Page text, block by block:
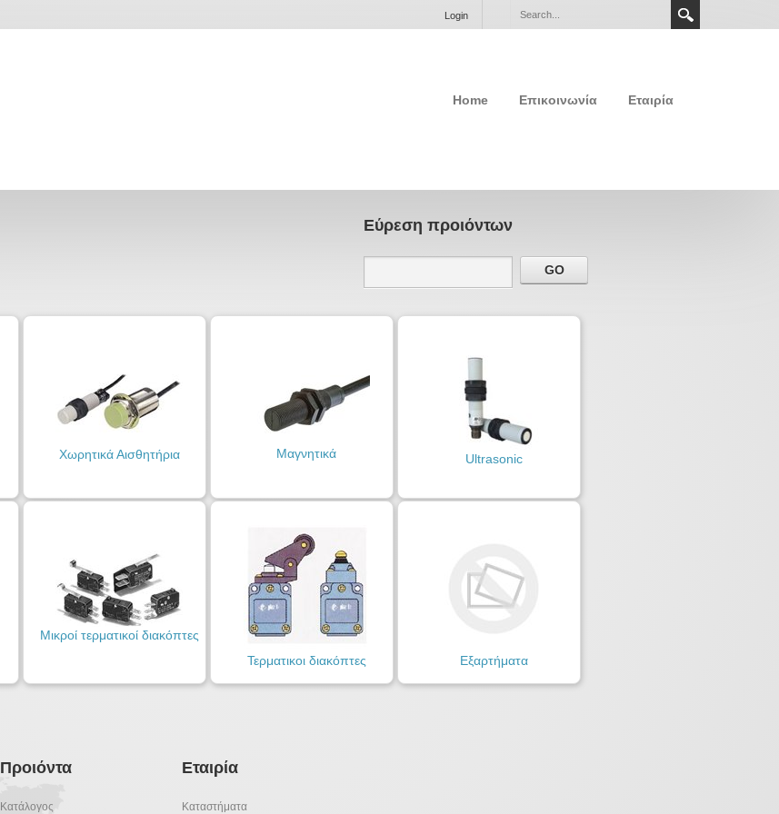
Login
Home Επικοινωνία Εταιρία
Χωρητικά Αισθητήρια Μαγνητικά Ultrasonic
Μικροί τερματικοί διακόπτες
Τερματικοι διακόπτες
Εξαρτήματα
Εύρεση προιόντων
Προιόντα
Κατάλογος
Εταιρία
Καταστήματα